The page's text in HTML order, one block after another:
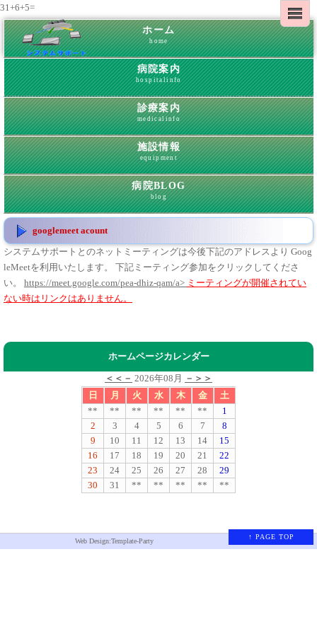
31+6+5=
ホーム
home
病院案内
hospitalinfo
診療案内
medicalinfo
施設情報
equipment
病院BLOG
blog
googlemeet acount
システムサポートとのネットミーティングは今後下記のアドレスより Goog
leMeetを利用いたします。 下記ミーティング参加をクリックしてくださ
い。 https://meet.google.com/pea-dhiz-qam/a> ミーティングが開催されてい
ない時はリンクはありません。
ホームページカレンダー
＜＜－ 2026年08月
－＞＞
日
月 火 水 木 金
土
**
** ** ** ** **
1
2
3 4 5 6 7
8
9
10 11 12 13 14
15
16
17 18 19 20 21
22
23
24 25 26 27 28
29
30
31 ** ** ** ** **
↑ PAGE TOP
Web Design:Template-Party